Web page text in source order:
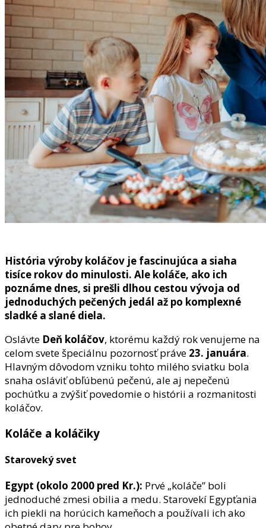
História výroby koláčov je fascinujúca a siaha
tisíce rokov do minulosti. Ale koláče, ako ich
poznáme dnes, si prešli dlhou cestou vývoja od
jednoduchých pečených jedál až po komplexné
sladké a slané diela.
Oslávte Deň koláčov, ktorému každý rok venujeme na
celom svete špeciálnu pozornosť práve 23. januára.
Hlavným dôvodom vzniku tohto milého sviatku bola
snaha osláviť obľúbenú pečenú, ale aj nepečenú
pochúťku a zvýšiť povedomie o histórii a rozmanitosti
koláčov.
Koláče a koláčiky
Staroveký svet
Egypt (okolo 2000 pred Kr.): Prvé „koláče” boli
jednoduché zmesi obilia a medu. Starovekí Egypťania
ich piekli na horúcich kameňoch a používali ich ako